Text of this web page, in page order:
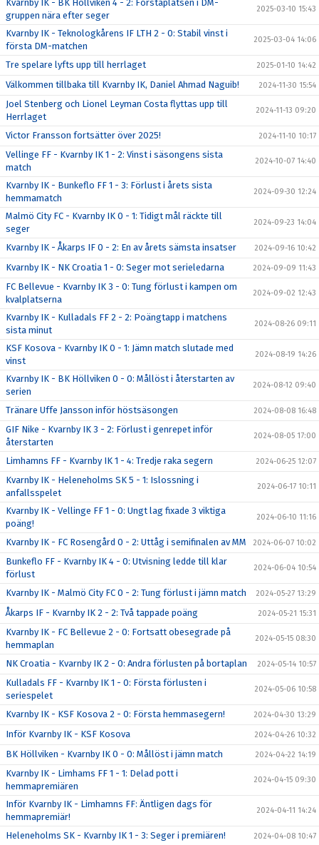
Kvarnby IK - BK Höllviken 4 - 2: Förstaplatsen i DM-
gruppen nära efter seger
2025-03-10 15:43
Kvarnby IK - Teknologkårens IF LTH 2 - 0: Stabil vinst i
första DM-matchen
2025-03-04 14:06
Tre spelare lyfts upp till herrlaget 2025-01-10 14:42
Välkommen tillbaka till Kvarnby IK, Daniel Ahmad Naguib! 2024-11-30 15:54
Joel Stenberg och Lionel Leyman Costa flyttas upp till
Herrlaget
2024-11-13 09:20
Victor Fransson fortsätter över 2025! 2024-11-10 10:17
Vellinge FF - Kvarnby IK 1 - 2: Vinst i säsongens sista
match
2024-10-07 14:40
Kvarnby IK - Bunkeflo FF 1 - 3: Förlust i årets sista
hemmamatch
2024-09-30 12:24
Malmö City FC - Kvarnby IK 0 - 1: Tidigt mål räckte till
seger
2024-09-23 14:04
Kvarnby IK - Åkarps IF 0 - 2: En av årets sämsta insatser 2024-09-16 10:42
Kvarnby IK - NK Croatia 1 - 0: Seger mot serieledarna 2024-09-09 11:43
FC Bellevue - Kvarnby IK 3 - 0: Tung förlust i kampen om
kvalplatserna
2024-09-02 12:43
Kvarnby IK - Kulladals FF 2 - 2: Poängtapp i matchens
sista minut
2024-08-26 09:11
KSF Kosova - Kvarnby IK 0 - 1: Jämn match slutade med
vinst
2024-08-19 14:26
Kvarnby IK - BK Höllviken 0 - 0: Mållöst i återstarten av
serien
2024-08-12 09:40
Tränare Uffe Jansson inför höstsäsongen 2024-08-08 16:48
GIF Nike - Kvarnby IK 3 - 2: Förlust i genrepet inför
återstarten
2024-08-05 17:00
Limhamns FF - Kvarnby IK 1 - 4: Tredje raka segern 2024-06-25 12:07
Kvarnby IK - Heleneholms SK 5 - 1: Islossning i
anfallsspelet
2024-06-17 10:11
Kvarnby IK - Vellinge FF 1 - 0: Ungt lag fixade 3 viktiga
poäng!
2024-06-10 11:16
Kvarnby IK - FC Rosengård 0 - 2: Uttåg i semifinalen av MM 2024-06-07 10:02
Bunkeflo FF - Kvarnby IK 4 - 0: Utvisning ledde till klar
förlust
2024-06-04 10:54
Kvarnby IK - Malmö City FC 0 - 2: Tung förlust i jämn match 2024-05-27 13:29
Åkarps IF - Kvarnby IK 2 - 2: Två tappade poäng 2024-05-21 15:31
Kvarnby IK - FC Bellevue 2 - 0: Fortsatt obesegrade på
hemmaplan
2024-05-15 08:30
NK Croatia - Kvarnby IK 2 - 0: Andra förlusten på bortaplan 2024-05-14 10:57
Kulladals FF - Kvarnby IK 1 - 0: Första förlusten i
seriespelet
2024-05-06 10:58
Kvarnby IK - KSF Kosova 2 - 0: Första hemmasegern! 2024-04-30 13:29
Inför Kvarnby IK - KSF Kosova 2024-04-26 10:32
BK Höllviken - Kvarnby IK 0 - 0: Mållöst i jämn match 2024-04-22 14:19
Kvarnby IK - Limhams FF 1 - 1: Delad pott i
hemmapremiären
2024-04-15 09:30
Inför Kvarnby IK - Limhamns FF: Äntligen dags för
hemmapremiär!
2024-04-11 14:24
Heleneholms SK - Kvarnby IK 1 - 3: Seger i premiären! 2024-04-08 10:47